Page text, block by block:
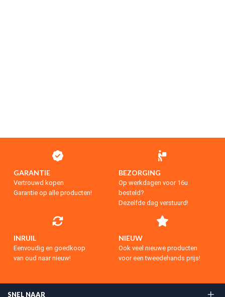
GARANTIE
Vertrouwd kopen
Garantie op alle producten!
BEZORGING
Op werkdagen voor 16u
besteld?
Dezelfde dag verstuurd!
INRUIL
Eenvoudig en goedkoop
van oud naar nieuw!
NIEUW
Ook veel nieuwe producten
voor een tweedehands prijs!
SNEL NAAR